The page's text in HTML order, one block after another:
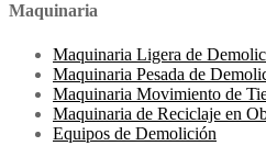
Maquinaria
Maquinaria Ligera de
Maquinaria Pesada de
Maquinaria Movimiento de
Maquinaria de Reciclaje en
Equipos de Demolición